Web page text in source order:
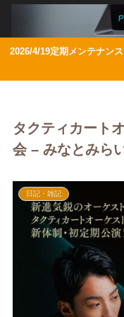
2026/4/19定期メンテナン
タクティカート
会 – みなとみら
日記・雑記